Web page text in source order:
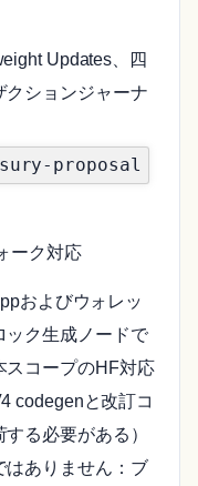
Updates、四
クションジャーナ
proposal
ーク対応
およびウォレッ
ック生成ノードで
スコープのHF対応
codegenと改訂コ
る必要がある）
はありません：ブ